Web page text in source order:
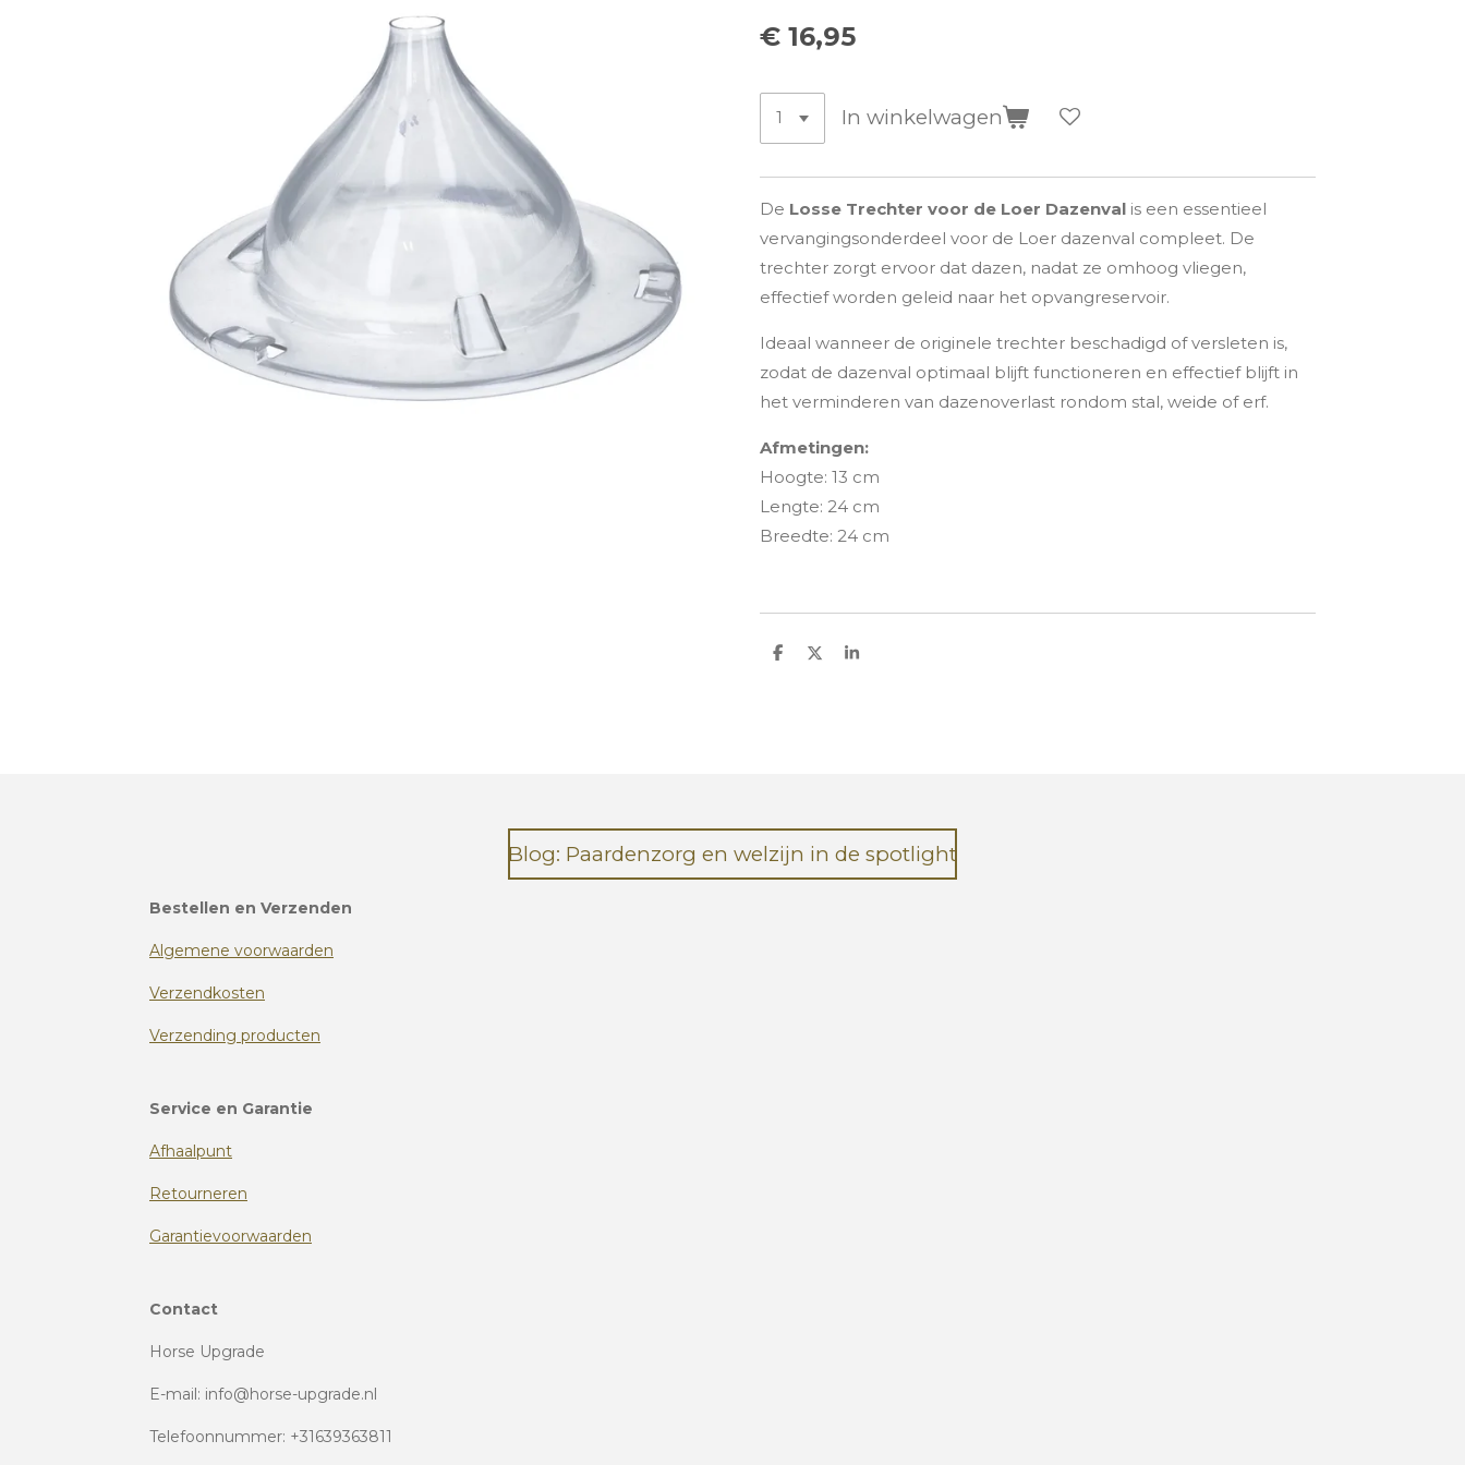
€ 16,95
In winkelwagen
De Losse Trechter voor de Loer Dazenval is een essentieel
vervangingsonderdeel voor de Loer dazenval compleet. De
trechter zorgt ervoor dat dazen, nadat ze omhoog vliegen,
effectief worden geleid naar het opvangreservoir.
Ideaal wanneer de originele trechter beschadigd of versleten is,
zodat de dazenval optimaal blijft functioneren en effectief blijft in
het verminderen van dazenoverlast rondom stal, weide of erf.
Afmetingen:
Hoogte: 13 cm
Lengte: 24 cm
Breedte: 24 cm
D
D
S
Blog: Paardenzorg en welzijn in de spotlight
Bestellen en Verzenden
Algemene voorwaarden
Verzendkosten
Verzending producten
Service en Garantie
Afhaalpunt
Retourneren
Garantievoorwaarden
Contact
Horse Upgrade
E-mail: info@horse-upgrade.nl
Telefoonnummer: +31639363811